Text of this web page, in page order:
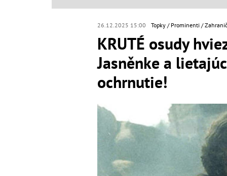
26.12.2025 15:00 Topky Prominenti
KRUTÉ osudy
Jasněnke a
ochrnutie!